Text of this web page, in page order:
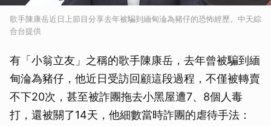
歌手陳康岳近日上節目分享去年被騙到緬甸淪為豬仔的恐怖經歷。中天綜
合台提供
有「小翁立友」之稱的歌手陳康岳，去年曾被騙到緬
甸淪為豬仔，他近日受訪回顧這段過程，不僅被轉賣
不下20次，甚至被詐團拖去小黑屋遭7、8個人毒
打，還被關了14天，他細數當時詐團的虐待手法：